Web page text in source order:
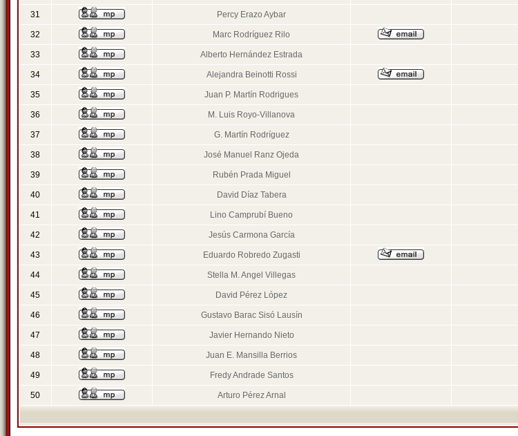
31 Percy Erazo Aybar
32 Marc Rodríguez Rilo
33 Alberto Hernández Estrada
34 Alejandra Beinotti Rossi
35 Juan P. Martín Rodrigues
36 M. Luis Royo-Villanova
37 G. Martín Rodríguez
38 José Manuel Ranz Ojeda
39 Rubén Prada Miguel
40 David Díaz Tabera
41 Lino Camprubí Bueno
42 Jesús Carmona García
43 Eduardo Robredo Zugasti
44 Stella M. Angel Villegas
45 David Pérez López
46 Gustavo Barac Sisó Lausín
47 Javier Hernando Nieto
48 Juan E. Mansilla Berrios
49 Fredy Andrade Santos
50 Arturo Pérez Arnal